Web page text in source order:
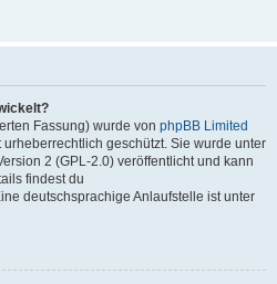
Fassung) wurde von phpBB Limited
geschützt. Sie wurde unter
2 (GPL-2.0) veröffentlicht und kann
findest du
deutschsprachige Anlaufstelle ist unter